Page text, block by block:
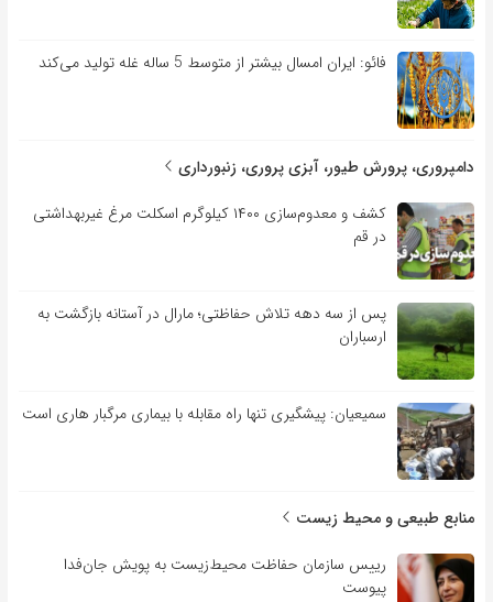
فائو: ایران امسال بیشتر از متوسط 5 ساله غله تولید می‌کند
دامپروری، پرورش طیور، آبزی پروری، زنبورداری
کشف و معدوم‌سازی ۱۴۰۰ کیلوگرم اسکلت مرغ غیربهداشتی
در قم
پس از سه دهه تلاش حفاظتی؛ مارال در آستانه بازگشت به
ارسباران
سمیعیان: پیشگیری تنها راه مقابله با بیماری مرگبار هاری است
منابع طبیعی و محیط زیست
رییس سازمان حفاظت محیط‌زیست به پویش جان‌فدا
پیوست